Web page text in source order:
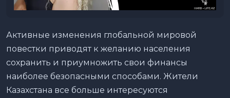
Активные изменения глобальной мировой
повестки приводят к желанию населения
сохранить и приумножить свои финансы
наиболее безопасными способами. Жители
Казахстана все больше интересуются